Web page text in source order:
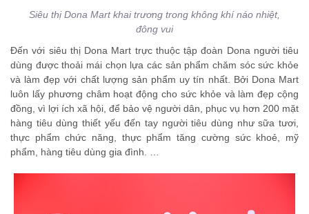
Siêu thị Dona Mart khai trương trong không khí náo nhiệt,
đông vui
Đến với siêu thị Dona Mart trực thuộc tập đoàn Dona người tiêu
dùng được thoải mái chọn lựa các sản phẩm chăm sóc sức khỏe
và làm đẹp với chất lượng sản phẩm uy tín nhất. Bởi Dona Mart
luôn lấy phương châm hoạt động cho sức khỏe và làm đẹp cộng
đồng, vì lợi ích xã hội, để bảo vệ người dân, phục vụ hơn 200 mặt
hàng tiêu dùng thiết yếu đến tay người tiêu dùng như sữa tươi,
thực phẩm chức năng, thực phẩm tăng cường sức khoẻ, mỹ
phẩm, hàng tiêu dùng gia đình. …